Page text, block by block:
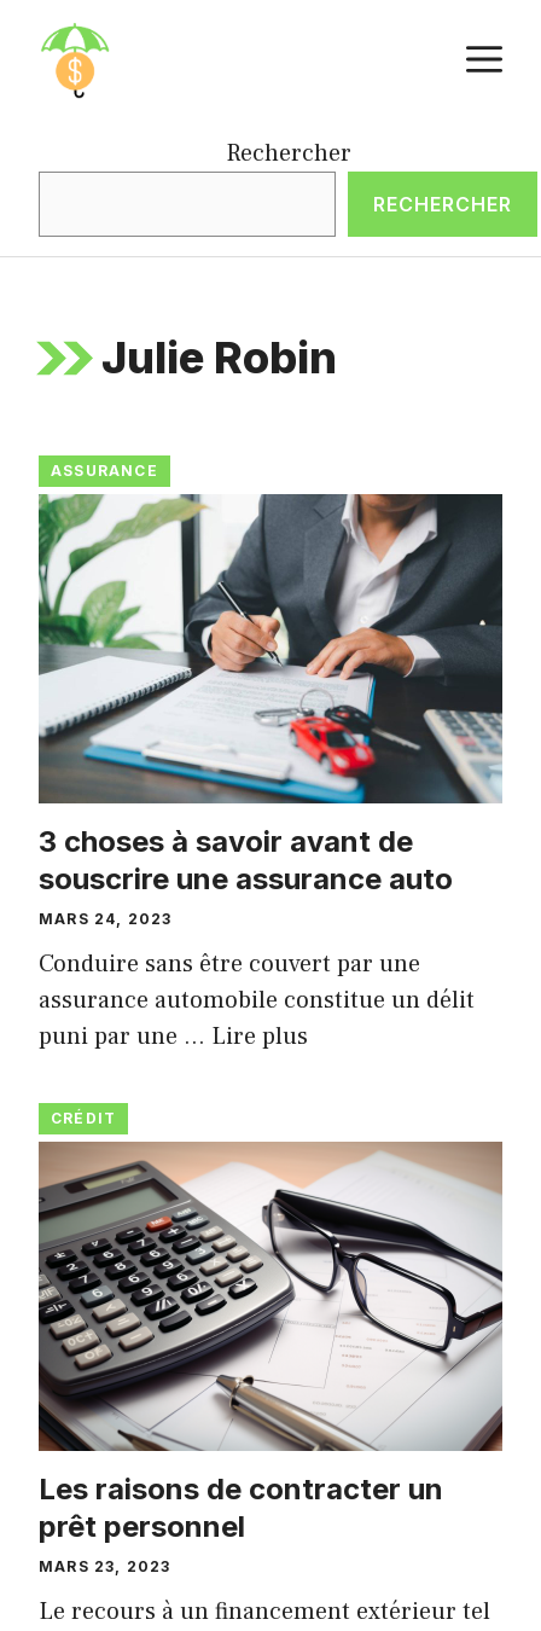
contenu
Rechercher
RECHERCHER
Julie Robin
ASSURANCE
3 choses à savoir avant de
souscrire une assurance auto
MARS 24, 2023
Conduire sans être couvert par une
assurance automobile constitue un délit
puni par une … Lire plus
CRÉDIT
Les raisons de contracter un
prêt personnel
MARS 23, 2023
Le recours à un financement extérieur tel